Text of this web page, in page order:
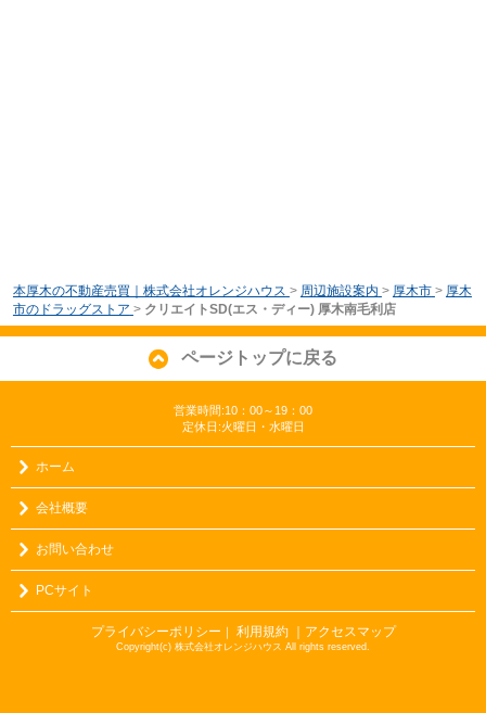
本厚木の不動産売買｜株式会社オレンジハウス > 周辺施設案内 > 厚木市 > 厚木
市のドラッグストア > クリエイトSD(エス・ディー) 厚木南毛利店
ページトップに戻る
営業時間:10：00～19：00
定休日:火曜日・水曜日
ホーム
会社概要
お問い合わせ
PCサイト
プライバシーポリシー ｜ 利用規約 ｜アクセスマップ
Copyright(c) 株式会社オレンジハウス All rights reserved.